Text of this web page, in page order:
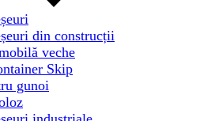
din construcții
veche
Skip
gunoi